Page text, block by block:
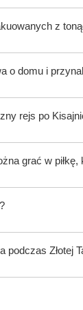
z
o domu i
rejs po
grać w
Złotej